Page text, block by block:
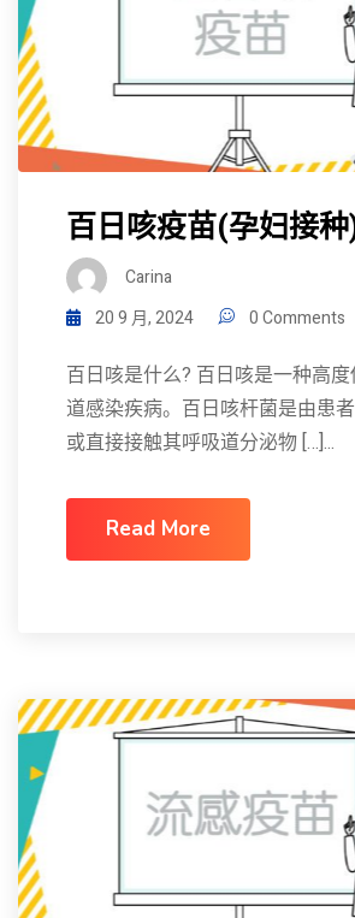
百日咳疫苗(孕妇接
Carina
20 9 月, 2024
0 Comments
百日咳是什么? 百日咳是一种高
道感染疾病。百日咳杆菌是由患
或直接接触其呼吸道分泌物 […]...
Read More